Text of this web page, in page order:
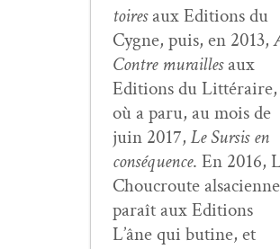
toiresaux Edi­tions du
Cygne, puis, en 2013,
Con­tre muraillesaux
Edi­tions du Lit­téraire,
où a paru, au mois de
juin 2017, Le Sur­sis en
con­séquence. En 2016,
Chou­croute alsa­ci­enne
paraît aux Edi­tions
L’âne qui butine, et